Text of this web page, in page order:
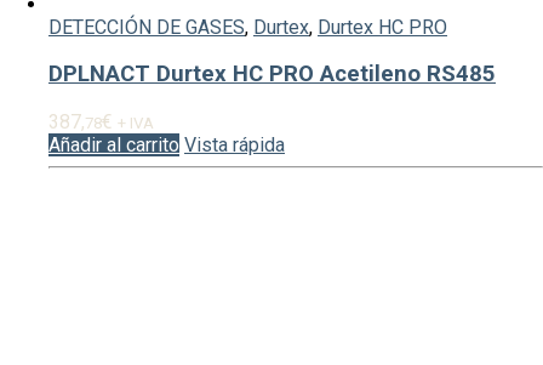
DETECCIÓN DE GASES, Durtex, Durtex HC PRO
DPLNACT Durtex HC PRO Acetileno RS485
387,78€ + IVA
Añadir al carrito Vista rápida